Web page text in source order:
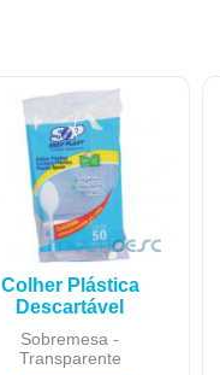
Colher Plástica
Descartável
Sobremesa -
Transparente